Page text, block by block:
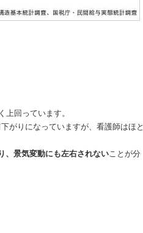
回っています。
がりになっていますが、看護師はほと
、景気変動にも左右されない ことが分